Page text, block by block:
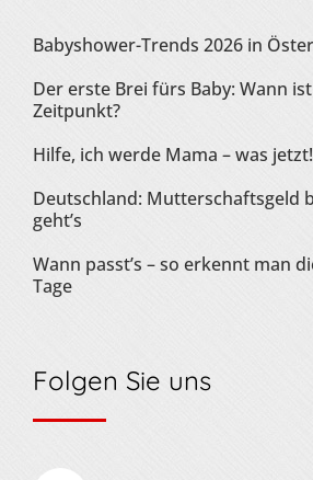
Babyshower-Trends 2026 in
Der erste Brei fürs Baby: Wann
Zeitpunkt?
Hilfe, ich werde Mama – was jetzt!
Deutschland: Mutterschaftsgeld
geht’s
Wann passt’s – so erkennt man
Tage
Folgen Sie uns